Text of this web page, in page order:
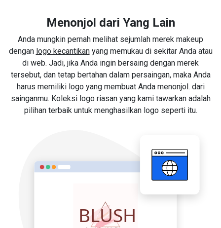
Menonjol dari Yang Lain
Anda mungkin pernah melihat sejumlah merek makeup
dengan logo kecantikanyang memukau di sekitar Anda atau
di web. Jadi, jika Anda ingin bersaing dengan merek
tersebut, dan tetap bertahan dalam persaingan, maka Anda
harus memiliki logo yang membuat Anda menonjol. dari
sainganmu. Koleksi logo riasan yang kami tawarkan adalah
pilihan terbaik untuk menghasilkan logo seperti itu.